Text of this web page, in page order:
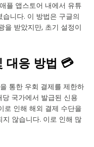
플 앱스토어 내에서 유튜
니다. 이 방법은 구글의
을 받았지만, 초기 설정이
대응 방법 💳
통한 우회 결제를 제한하
국가에서 발급된 신용
로 인해 해외 결제 수단을
않습니다. 이로 인해 많